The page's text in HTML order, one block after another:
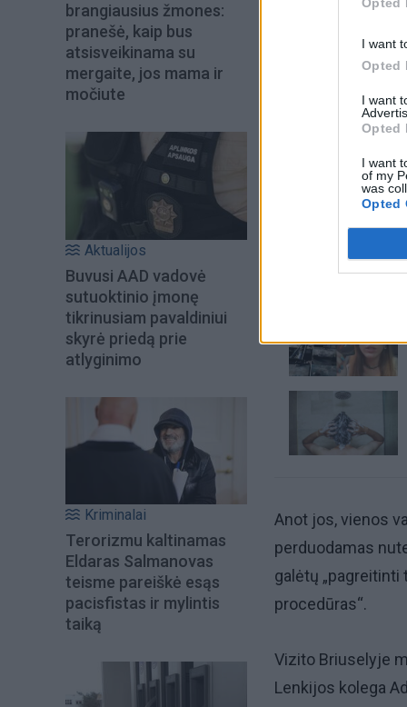
I want
Opted
I want
Opted
I want
of my
was
Opted
brangiausius žmones:
pranešė, kaip bus
atsisveikinama su
mergaite, jos mama ir
močiute
Aktualijos
Buvusi AAD vadovė
sutuoktinio įmonę
tikrinusiam pavaldiniui
skyrė priedą prie
atlyginimo
Kriminalai
Terorizmu kaltinamas
Eldaras Salmanovas
teisme pareiškė esąs
pacisfistas ir mylintis
taiką
Anot jos, vienos
perduodamas
galėtų
procedūras“.
Vizito Briuselyje
Lenkijos kolega